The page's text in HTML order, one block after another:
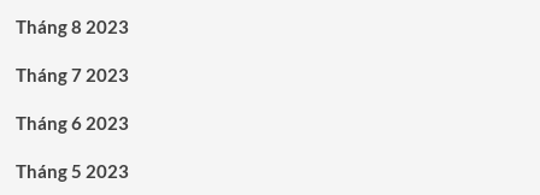
Tháng 8 2023
Tháng 7 2023
Tháng 6 2023
Tháng 5 2023